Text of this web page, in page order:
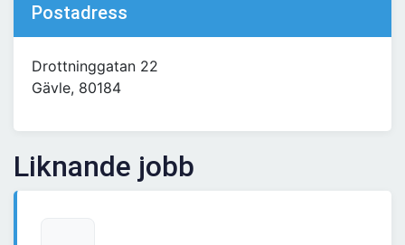
Postadress
Drottninggatan 22
Gävle, 80184
Liknande jobb